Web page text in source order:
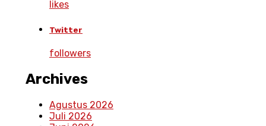
likes
Twitter
followers
Archives
Agustus 2026
Juli 2026